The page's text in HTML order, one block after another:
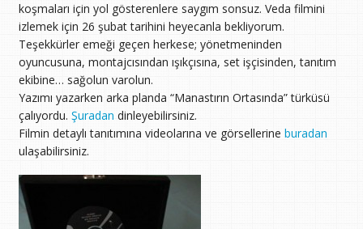
koşmaları için yol gösterenlere saygım sonsuz. Veda filmini
izlemek için 26 şubat tarihini heyecanla bekliyorum.
Teşekkürler emeği geçen herkese; yönetmeninden
oyuncusuna, montajcısından ışıkçısına, set işçisinden, tanıtım
ekibine… sağolun varolun.
Yazımı yazarken arka planda “Manastırın Ortasında” türküsü
çalıyordu. Şuradan dinleyebilirsiniz.
Filmin detaylı tanıtımına videolarına ve görsellerine buradan
ulaşabilirsiniz.